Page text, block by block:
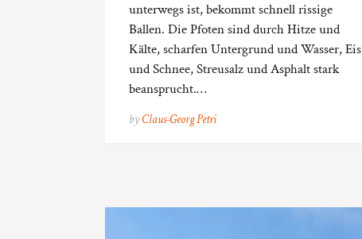
unterwegs ist, bekommt schnell rissige
Ballen. Die Pfoten sind durch Hitze und
Kälte, scharfen Untergrund und Wasser, Eis
und Schnee, Streusalz und Asphalt stark
beansprucht.…
byClaus-Georg Petri